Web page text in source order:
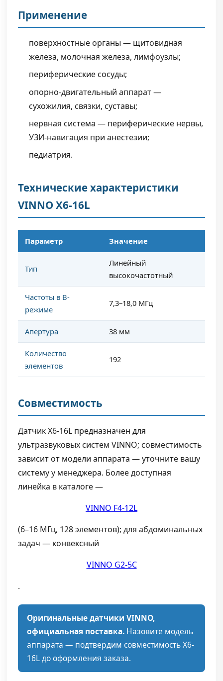
Применение
поверхностные органы — щитовидная
железа, молочная железа, лимфоузлы;
периферические сосуды;
опорно-двигательный аппарат —
сухожилия, связки, суставы;
нервная система — периферические нервы,
УЗИ-навигация при анестезии;
педиатрия.
Технические характеристики
VINNO X6-16L
Параметр Значение
Тип
Линейный
высокочастотный
Частоты в B-
режиме
7,3–18,0 МГц
Апертура 38 мм
Количество
элементов
192
Совместимость
Датчик X6-16L предназначен для
ультразвуковых систем VINNO; совместимость
зависит от модели аппарата — уточните вашу
систему у менеджера. Более доступная
линейка в каталоге —
VINNO F4-12L
(6–16 МГц, 128 элементов); для абдоминальных
задач — конвексный
VINNO G2-5C
.
Оригинальные датчики VINNO,
официальная поставка. Назовите модель
аппарата — подтвердим совместимость X6-
16L до оформления заказа.